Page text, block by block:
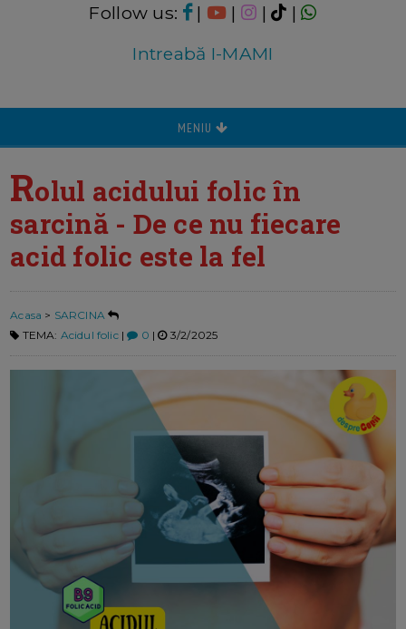
Follow us: | | |
|
Intreabă I-MAMI
MENIU
Rolul acidului folic în
sarcină - De ce nu fiecare
acid folic este la fel
Acasa > SARCINA
TEMA: Acidul folic| 0 | 3/2/2025